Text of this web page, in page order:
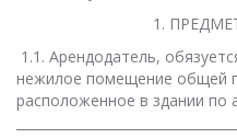
1.
1.1. Арендодатель,
нежилое помещение общей
расположенное в здании по